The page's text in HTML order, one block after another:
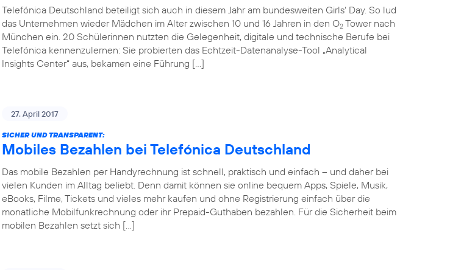
Telefónica Deutschland beteiligt sich auch in diesem Jahr am bundesweiten Girls‘ Day. So lud
das Unternehmen wieder Mädchen im Alter zwischen 10 und 16 Jahren in den O2 Tower nach
München ein. 20 Schülerinnen nutzten die Gelegenheit, digitale und technische Berufe bei
Telefónica kennenzulernen: Sie probierten das Echtzeit-Datenanalyse-Tool „Analytical
Insights Center“ aus, bekamen eine Führung […]
27. April 2017
SICHER UND TRANSPARENT:
Mobiles Bezahlen bei Telefónica Deutschland
Das mobile Bezahlen per Handyrechnung ist schnell, praktisch und einfach – und daher bei
vielen Kunden im Alltag beliebt. Denn damit können sie online bequem Apps, Spiele, Musik,
eBooks, Filme, Tickets und vieles mehr kaufen und ohne Registrierung einfach über die
monatliche Mobilfunkrechnung oder ihr Prepaid-Guthaben bezahlen. Für die Sicherheit beim
mobilen Bezahlen setzt sich […]